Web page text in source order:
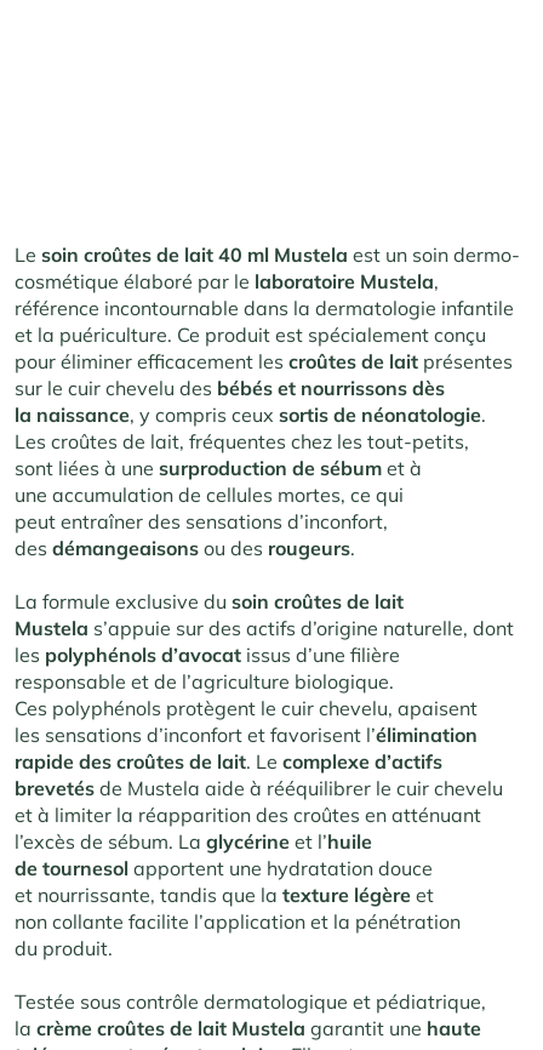
Le soin croûtes de lait 40 ml Mustela est un soin dermo-
cosmétique élaboré par le laboratoire Mustela,
référence incontournable dans la dermatologie infantile
et la puériculture. Ce produit est spécialement conçu
pour éliminer efficacement les croûtes de lait présentes
sur le cuir chevelu des bébés et nourrissons dès
la naissance, y compris ceux sortis de néonatologie.
Les croûtes de lait, fréquentes chez les tout-petits,
sont liées à une surproduction de sébum et à
une accumulation de cellules mortes, ce qui
peut entraîner des sensations d’inconfort,
des démangeaisons ou des rougeurs.
La formule exclusive du soin croûtes de lait
Mustela s’appuie sur des actifs d’origine naturelle, dont
les polyphénols d’avocat issus d’une filière
responsable et de l’agriculture biologique.
Ces polyphénols protègent le cuir chevelu, apaisent
les sensations d’inconfort et favorisent l’élimination
rapide des croûtes de lait. Le complexe d’actifs
brevetés de Mustela aide à rééquilibrer le cuir chevelu
et à limiter la réapparition des croûtes en atténuant
l’excès de sébum. La glycérine et l’huile
de tournesol apportent une hydratation douce
et nourrissante, tandis que la texture légère et
non collante facilite l’application et la pénétration
du produit.
Testée sous contrôle dermatologique et pédiatrique,
la crème croûtes de lait Mustela garantit une haute